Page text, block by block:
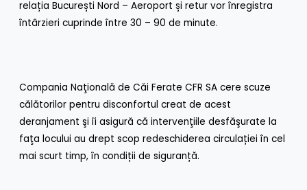
relația București Nord – Aeroport și retur vor înregistra
întârzieri cuprinde între 30 – 90 de minute.
Compania Naţională de Căi Ferate CFR SA cere scuze
călătorilor pentru disconfortul creat de acest
deranjament şi îi asigură că intervenţiile desfăşurate la
faţa locului au drept scop redeschiderea circulației în cel
mai scurt timp, în condiții de siguranță.